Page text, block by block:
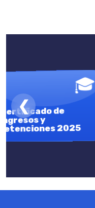
❮
🎓
Certificado de
ingresos y
retenciones 2025